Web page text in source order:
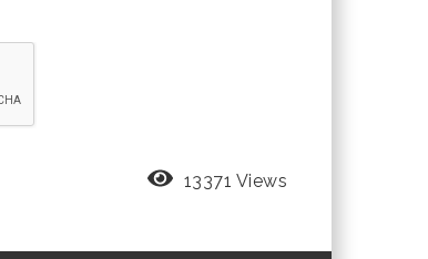
13371 Views